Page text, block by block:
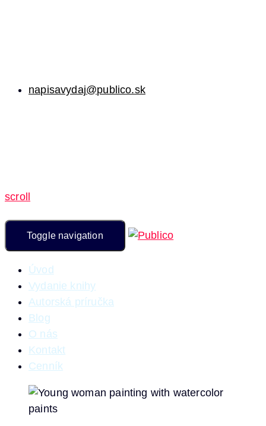
napisavydaj@publico.sk
scroll
Toggle navigation
Úvod
Vydanie knihy
Autorská príručka
Blog
O nás
Kontakt
Cenník